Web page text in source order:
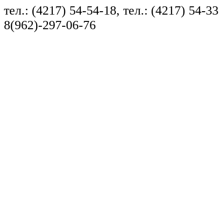
тел.: (4217) 54-54-18, тел.: (4217) 54-
8(962)-297-06-76